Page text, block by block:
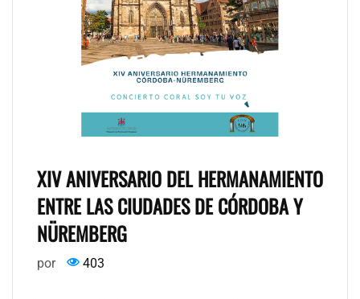
XIV ANIVERSARIO DEL HERMANAMIENTO
ENTRE LAS CIUDADES DE CÓRDOBA Y
NÜREMBERG
por 403